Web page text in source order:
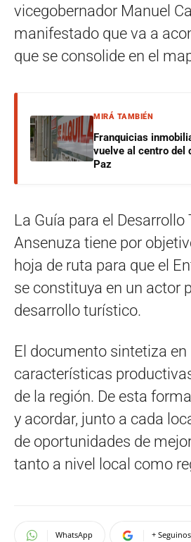
vicegobernador Manuel
manifestado que va a
que se consolide en el
MIRÁ TAMBIÉN
Franquicias
vuelve al centro del
Paz
La Guía para el Desarrollo
Ansenuza tiene por
hoja de ruta para que el
se constituya en un actor
desarrollo turístico.
El documento sintetiza
características
de la región. De esta
y acordar, junto a cada
de oportunidades de
tanto a nivel local como
WhatsApp +